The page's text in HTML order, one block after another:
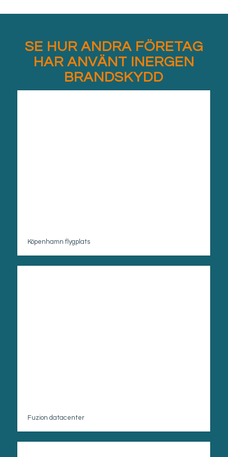
SE HUR ANDRA FÖRETAG
HAR ANVÄNT INERGEN
BRANDSKYDD
Köpenhamn flygplats
Fuzion datacenter